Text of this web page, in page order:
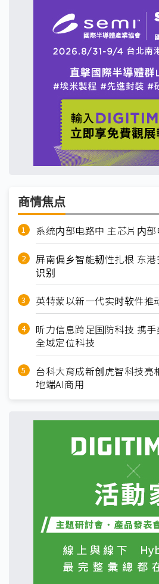
商情焦点
系统内部电路中 主芯片内
屏南偏乡智能韧性扎根 东
识别
英特蒙以新一代实时软件推
昕力信息跨足国防科技 携
全域定位科技
台科大育成新创虎智科技亮
地端AI商用